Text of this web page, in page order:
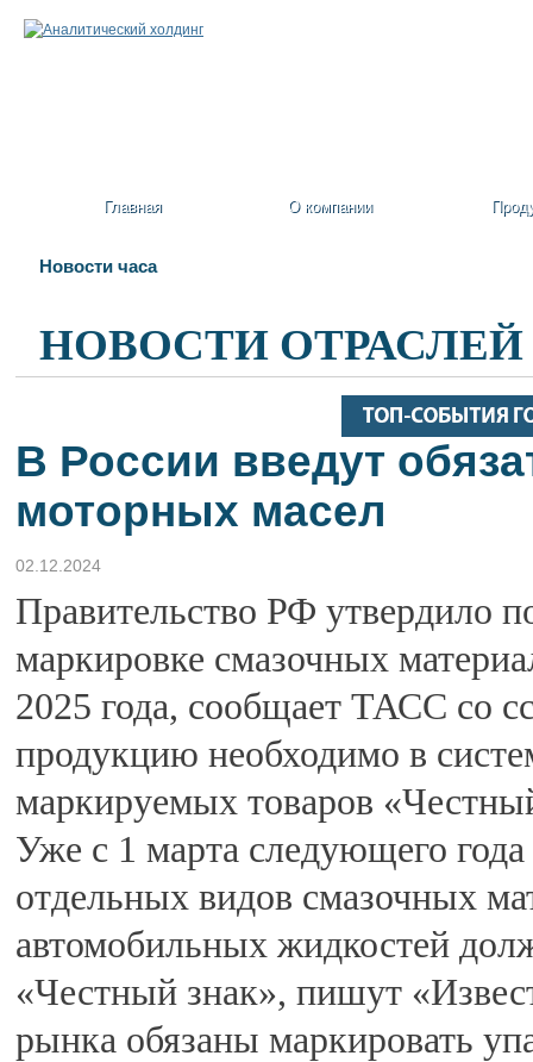
Главная О компании
Новости часа
НОВОСТИ ОТРАСЛЕЙ
В России введут
моторных масел
02.12.2024
Правительство РФ утвердило
маркировке смазочных
2025 года, сообщает ТАСС со
продукцию необходимо в
маркируемых товаров
Уже с 1 марта следующего
отдельных видов смазочных
автомобильных жидкостей
«Честный знак», пишут
рынка обязаны маркировать